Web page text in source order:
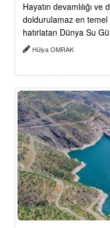
Hayatın devamlılığı
doldurulamaz en
hatırlatan Dünya Su
Hülya OMRAK